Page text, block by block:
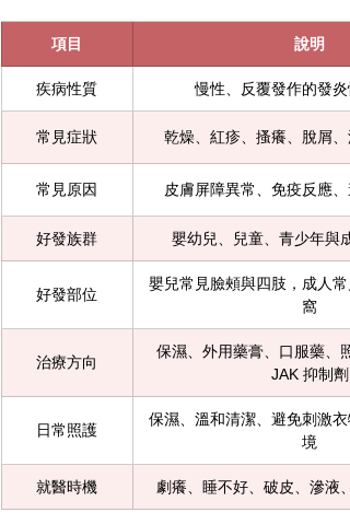
項目 說明
疾病性質 慢性、反覆發作的發炎
常見症狀 乾燥、紅疹、搔癢、脫屑、
常見原因 皮膚屏障異常、免疫反應、
好發族群 嬰幼兒、兒童、青少年與
好發部位
嬰兒常見臉頰與四肢，成人常
窩
治療方向
保濕、外用藥膏、口服藥、
JAK 抑制劑
日常照護
保濕、溫和清潔、避免刺激衣
境
就醫時機 劇癢、睡不好、破皮、滲液